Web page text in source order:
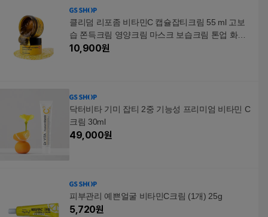
클리덤 리포좀 비타민C 캡슐잡티크림 55 ml 고보
습 쫀득크림 영양크림 마스크 보습크림 톤업 화이
트닝크림
10,900원
닥터비타 기미 잡티 2중 기능성 프리미엄 비타민 C
크림 30ml
49,000원
피부관리 예쁜얼굴 비타민C크림 (1개) 25g
5,720원